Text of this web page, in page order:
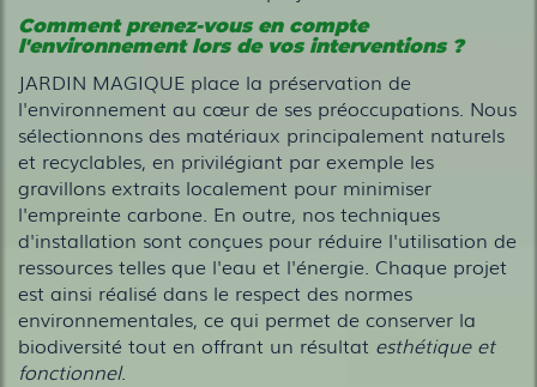
Comment prenez-vous en compte
l'environnement lors de vos interventions ?
JARDIN MAGIQUE place la préservation de
l'environnement au cœur de ses préoccupations. Nous
sélectionnons des matériaux principalement naturels
et recyclables, en privilégiant par exemple les
gravillons extraits localement pour minimiser
l'empreinte carbone. En outre, nos techniques
d'installation sont conçues pour réduire l'utilisation de
ressources telles que l'eau et l'énergie. Chaque projet
est ainsi réalisé dans le respect des normes
environnementales, ce qui permet de conserver la
biodiversité tout en offrant un résultat esthétique et
fonctionnel.